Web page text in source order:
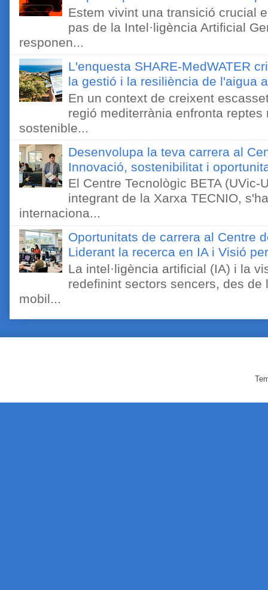
Estem vivint una transició crucial
pas de la Intel·ligència Artificial
responen...
L'enquesta SHARE-MedWATER
la gestió i la resiliència de l'aigua
En un context de creixent
regió mediterrània enfronta
sostenible...
Desenvolupa la teva carrera al
Innovació, sostenibilitat i
El Centre Tecnològic BETA (UVic-
integrant de la Xarxa TECNIO,
internaciona...
Oportunitats de carrera al Centre
Liderant la recerca en IA i Visió
La intel·ligència artificial (IA) i la
redefinint sectors sencers, des
mobil...